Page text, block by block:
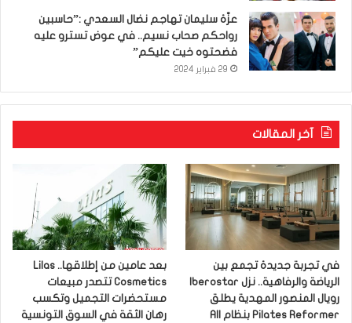
عزّة سليمان تهاجم نضال السعدي :”حاسبين
رواحكم صحاب نسيم.. في عوض تسترو عليه
فضحتوه خيت عليكم”
29 فبراير 2024
آخر المقالات
في تجربة جديدة تجمع بين
رويال المنصور المهدية يطلق
Pilates Reformer بنظام All
بعد عامين من إطلاقها.. Lilas
Cosmetics تتصدر مبيعات
مستحضرات التجميل وتكسب
رهان الثقة في السوق التونسية